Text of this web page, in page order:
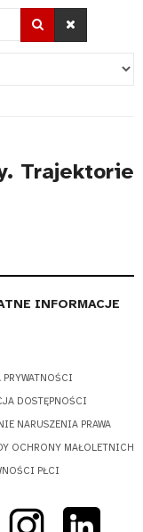
Trajektorie
INFORMACJE
PRYWATNOŚCI
DOSTĘPNOŚCI
NARUSZENIA PRAWA
OCHRONY MAŁOLETNICH
PŁCI